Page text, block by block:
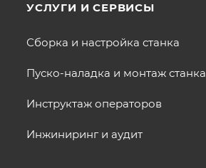
УСЛУГИ И СЕРВИСЫ
Сборка и настройка станка
Пуско-наладка и монтаж станка
Инструктаж операторов
Инжиниринг и аудит